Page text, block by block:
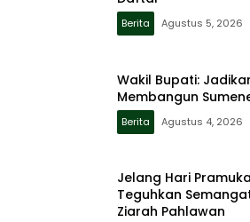
Berita Agustus 5, 2026
Wakil Bupati:
Membangun
Berita Agustus 4, 2026
Jelang Hari
Teguhkan
Ziarah Pahlawan